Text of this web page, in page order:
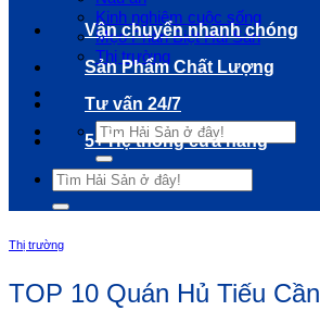
Kinh nghiệm cuộc sống
Mẹo Phân Biệt Hải Sản
Thị trường
Tìm
kiếm:
Vận chuyển nhanh chóng
Sản Phẩm Chất Lượng
Tư vấn 24/7
5+ Hệ thống cửa hàng
Tìm
kiếm:
Thị trường
TOP 10 Quán Hủ Tiếu